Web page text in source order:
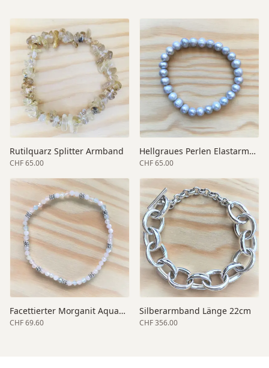
Rutilquarz Splitter Armband
CHF 65.00
Hellgraues Perlen Elastarmband 8mm
CHF 65.00
Facettierter Morganit Aquamarin Armband Silber
CHF 69.60
Silberarmband Länge 22cm
CHF 356.00